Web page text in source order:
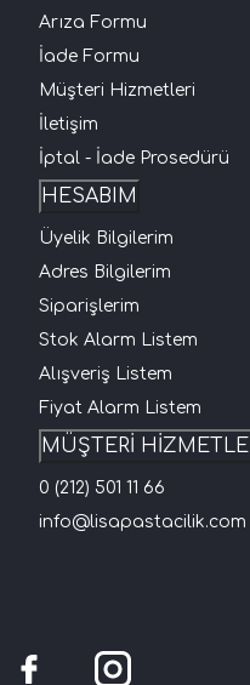
Arıza Formu
İade Formu
Müşteri Hizmetleri
İletişim
İptal - İade Prosedürü
HESABIM
Üyelik Bilgilerim
Adres Bilgilerim
Siparişlerim
Stok Alarm Listem
Alışveriş Listem
Fiyat Alarm Listem
MÜŞTERİ
0 (212) 501 11 66
info@lisapastacilik.com